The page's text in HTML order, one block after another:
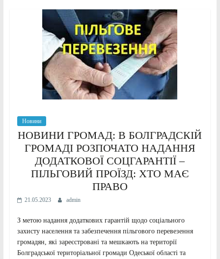
Новини
НОВИНИ ГРОМАД: В БОЛГРАДСКІЙ
ГРОМАДІ РОЗПОЧАТО НАДАННЯ
ДОДАТКОВОЇ СОЦГАРАНТІЇ –
ПІЛЬГОВИЙ ПРОЇЗД: ХТО МАЄ
ПРАВО
21.05.2023 admin
З метою надання додаткових гарантій щодо соціального
захисту населення та забезпечення пільгового перевезення
громадян, які зареєстровані та мешкають на території
Болградської територіальної громади Одеської області та